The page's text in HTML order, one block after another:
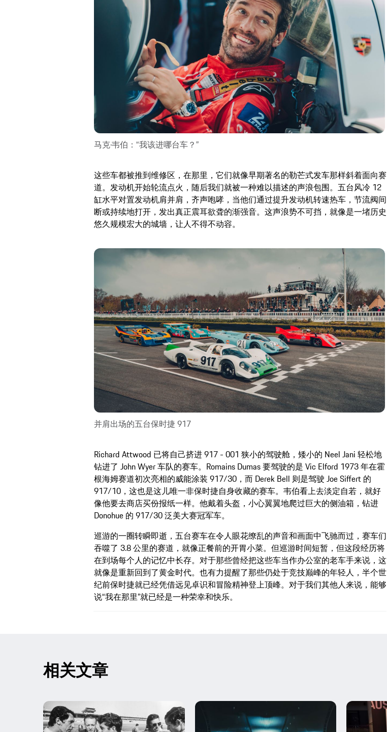
马克·韦伯：“我该进哪台车？”
这些车都被推到维修区，在那里，它们就像早期著名的勒芒式发车那样斜着面向赛
道。发动机开始轮流点火，随后我们就被一种难以描述的声浪包围。五台风冷 12
缸水平对置发动机肩并肩，齐声咆哮，当他们通过提升发动机转速热车，节流阀间
断或持续地打开，发出真正震耳欲聋的渐强音。这声浪势不可挡，就像是一堵历史
悠久规模宏大的城墙，让人不得不动容。
并肩出场的五台保时捷 917
Richard Attwood 已将自己挤进 917 - 001 狭小的驾驶舱，矮小的 Neel Jani 轻松地
钻进了 John Wyer 车队的赛车。Romains Dumas 要驾驶的是 Vic Elford 1973 年在霍
根海姆赛道初次亮相的威能涂装 917/30，而 Derek Bell 则是驾驶 Joe Siffert 的
917/10，这也是这儿唯一非保时捷自身收藏的赛车。韦伯看上去淡定自若，就好
像他要去商店买份报纸一样。他戴着头盔，小心翼翼地爬过巨大的侧油箱，钻进
Donohue 的 917/30 泛美大赛冠军车。
巡游的一圈转瞬即逝，五台赛车在令人眼花缭乱的声音和画面中飞驰而过，赛车们
吞噬了 3.8 公里的赛道，就像正餐前的开胃小菜。但巡游时间短暂，但这段经历将
在到场每个人的记忆中长存。对于那些曾经把这些车当作办公室的老车手来说，这
就像是重新回到了黄金时代。也有力提醒了那些仍处于竞技巅峰的年轻人，半个世
纪前保时捷就已经凭借远见卓识和冒险精神登上顶峰。对于我们其他人来说，能够
说“我在那里”就已经是一种荣幸和快乐。
相关文章